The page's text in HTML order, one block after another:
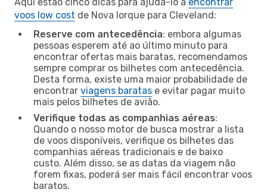
voos low cost de Nova Iorque para Cleveland:
Reserve com antecedência: embora algumas
pessoas esperem até ao último minuto para
encontrar ofertas mais baratas, recomendamos
sempre comprar os bilhetes com antecedência.
Desta forma, existe uma maior probabilidade de
encontrar viagens baratas e evitar pagar muito
mais pelos bilhetes de avião.
Verifique todas as companhias aéreas:
Quando o nosso motor de busca mostrar a lista
de voos disponíveis, verifique os bilhetes das
companhias aéreas tradicionais e de baixo
custo. Além disso, se as datas da viagem não
forem fixas, poderá ser mais fácil encontrar voos
baratos.